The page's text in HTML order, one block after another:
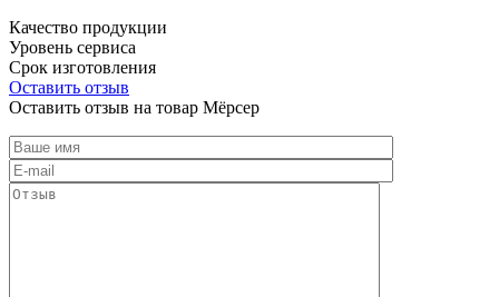
Качество продукции
Уровень сервиса
Срок изготовления
Оставить отзыв
Оставить отзыв на товар Мёрсер